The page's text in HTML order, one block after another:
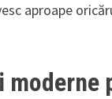
aproape